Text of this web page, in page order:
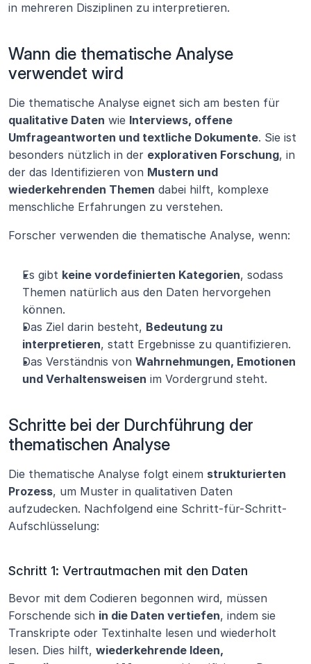
in mehreren Disziplinen zu interpretieren.
Wann die thematische Analyse
verwendet wird
qualitative Daten wie Interviews, offene
Umfrageantworten und textliche Dokumente. Sie ist
besonders nützlich in der explorativen Forschung, in
der das Identifizieren von Mustern und
wiederkehrenden Themen dabei hilft, komplexe
menschliche Erfahrungen zu verstehen.
Forscher verwenden die thematische Analyse, wenn:
Es gibt keine vordefinierten Kategorien, sodass
Themen natürlich aus den Daten hervorgehen
können.
Das Ziel darin besteht, Bedeutung zu
interpretieren, statt Ergebnisse zu quantifizieren.
Das Verständnis von Wahrnehmungen, Emotionen
und Verhaltensweisen im Vordergrund steht.
Schritte bei der Durchführung der
thematischen Analyse
Die thematische Analyse folgt einem strukturierten
Prozess, um Muster in qualitativen Daten
aufzudecken. Nachfolgend eine Schritt-für-Schritt-
Aufschlüsselung:
Schritt 1: Vertrautmachen mit den Daten
Bevor mit dem Codieren begonnen wird, müssen
Forschende sich in die Daten vertiefen, indem sie
Transkripte oder Textinhalte lesen und wiederholt
lesen. Dies hilft, wiederkehrende Ideen,